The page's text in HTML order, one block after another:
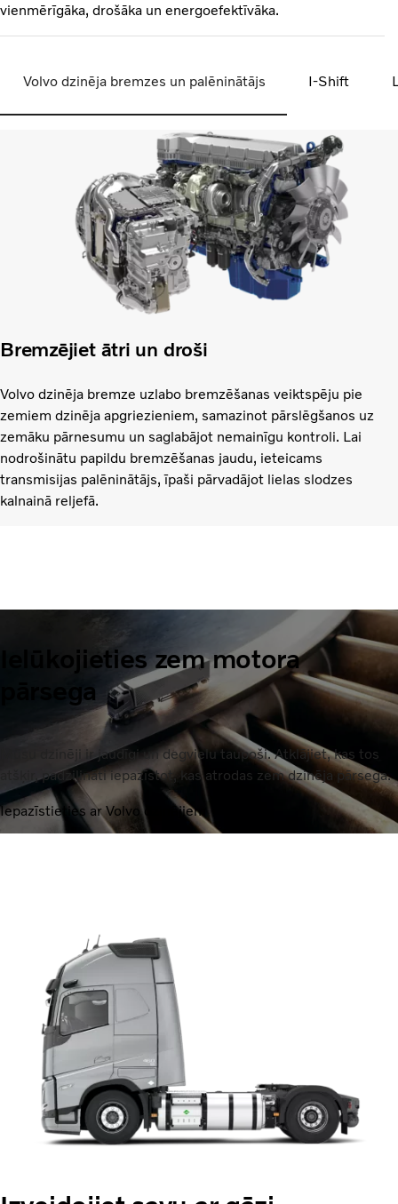
vienmērīgāka, drošāka un energoefektīvāka.
Volvo dzinēja bremzes un palēninātājs I-Shift
Bremzējiet ātri un droši
Volvo dzinēja bremze uzlabo bremzēšanas veiktspēju pie
zemiem dzinēja apgriezieniem, samazinot pārslēgšanos uz
zemāku pārnesumu un saglabājot nemainīgu kontroli. Lai
nodrošinātu papildu bremzēšanas jaudu, ieteicams
transmisijas palēninātājs, īpaši pārvadājot lielas slodzes
kalnainā reljefā.
Ielūkojieties zem motora
pārsega
Mūsu dzinēji ir jaudīgi un degvielu taupoši. Atklājiet, kas tos
atšķir, padziļināti iepazīstot, kas atrodas zem dzinēja pārsega.
Iepazīstieties ar Volvo dzinējiem